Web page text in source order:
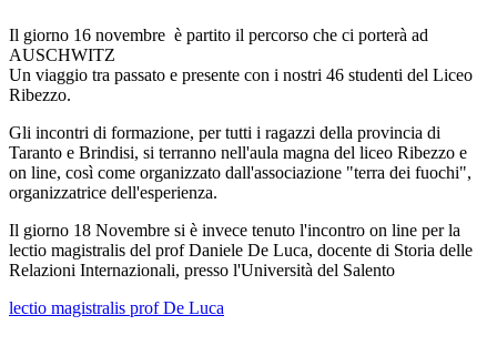
Il giorno 16 novembre è partito il percorso che ci porterà ad
AUSCHWITZ
Un viaggio tra passato e presente con i nostri 46 studenti del Liceo
Ribezzo.
Gli incontri di formazione, per tutti i ragazzi della provincia di
Taranto e Brindisi, si terranno nell'aula magna del liceo Ribezzo e
on line, così come organizzato dall'associazione "terra dei fuochi",
organizzatrice dell'esperienza.
Il giorno 18 Novembre si è invece tenuto l'incontro on line per la
lectio magistralis del prof Daniele De Luca, docente di Storia delle
Relazioni Internazionali, presso l'Università del Salento
lectio magistralis prof De Luca